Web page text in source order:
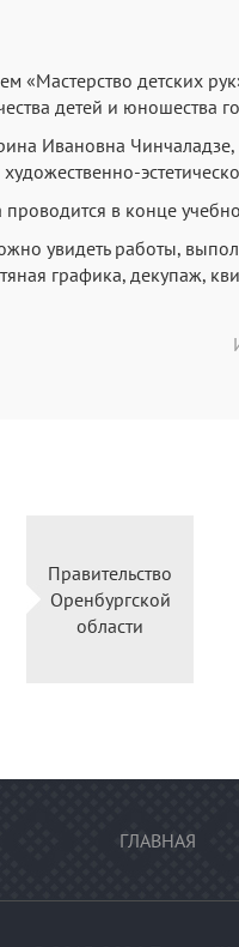
«Мастерство детских
детей и юношества
Ивановна
в конце
увидеть работы,
графика, декупаж,
Правительство
Оренбургской
области
ГЛАВНАЯ